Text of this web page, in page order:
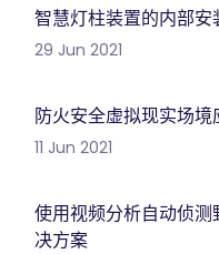
智慧灯柱装置的内部安
29 Jun 2021
防火安全虚拟现实场境
11 Jun 2021
使用视频分析自动侦
决方案